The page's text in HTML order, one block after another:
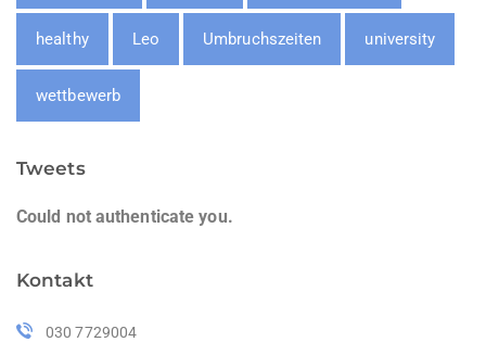
healthy Leo Umbruchszeiten university
wettbewerb
Tweets
Could not authenticate you.
Kontakt
030 7729004